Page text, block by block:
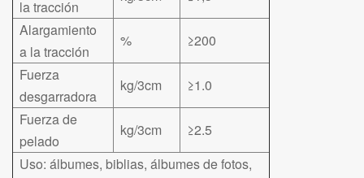
la tracción
Alargamiento
a la tracción
%
≥200
Fuerza
desgarradora
kg/3cm
≥1.0
Fuerza de
pelado
kg/3cm
≥2.5
Uso: álbumes, biblias, álbumes de fotos,